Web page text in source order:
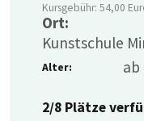
Kursgebühr: 54,00
Ort:
Kunstschule
Alter: ab
2/8 Plätze